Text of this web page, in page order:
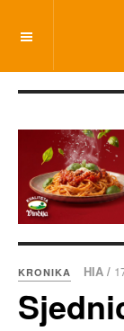
KRONIKA HIA /